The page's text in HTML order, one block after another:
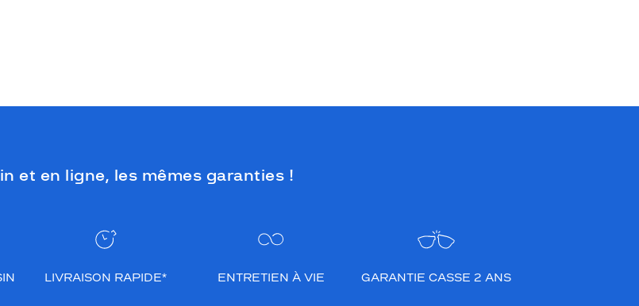
et en ligne, les mêmes garanties !
LIVRAISON RAPIDE* ENTRETIEN À VIE GARANTIE CASSE 2 ANS